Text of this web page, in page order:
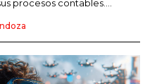
procesos contables....